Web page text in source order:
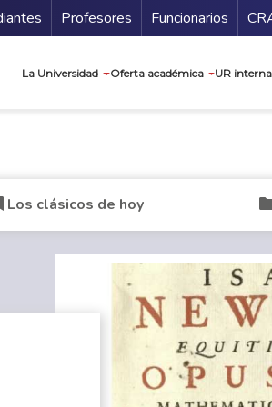
Profesores Funcionarios
La Universidad Oferta académica UR
Los clásicos de hoy